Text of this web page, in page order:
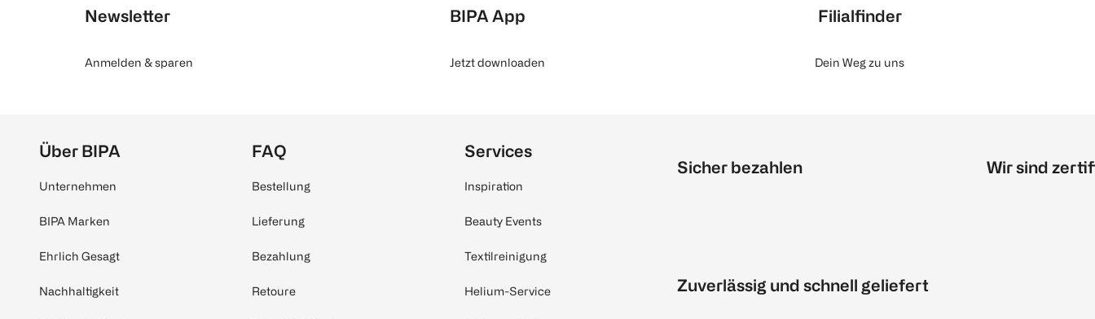
Newsletter
Anmelden & sparen
BIPA App
Jetzt downloaden
Filialfinder
Dein Weg zu uns
Über BIPA
Unternehmen
BIPA Marken
Ehrlich Gesagt
Nachhaltigkeit
FAQ
Bestellung
Lieferung
Bezahlung
Retoure
Services
Inspiration
Beauty Events
Textilreinigung
Helium-Service
Sicher bezahlen
Zuverlässig und schnell geliefert
Wir sind